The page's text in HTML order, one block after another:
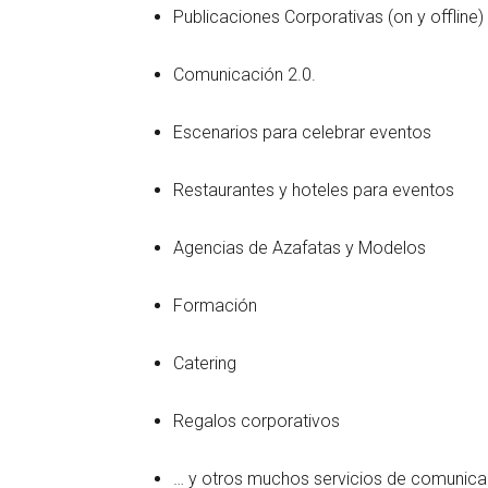
Publicaciones Corporativas (on y offline)
Comunicación 2.0.
Escenarios para celebrar eventos
Restaurantes y hoteles para eventos
Agencias de Azafatas y Modelos
Formación
Catering
Regalos corporativos
… y otros muchos servicios de